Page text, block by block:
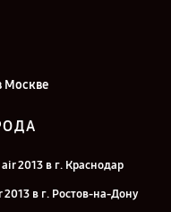
Москве
2013 в г. Краснодар
в г. Ростов-на-Дону